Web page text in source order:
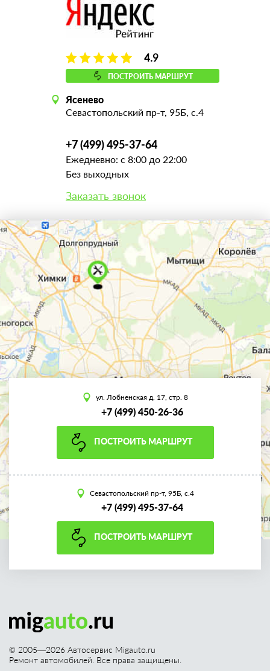
4.9
ПОСТРОИТЬ МАРШРУТ
Ясенево
Севастопольский пр-т, 95Б, с.4
+7 (499) 495-37-64
Ежедневно: с 8:00 до 22:00
Без выходных
Заказать звонок
ул. Лобненская д. 17, стр. 8
+7 (499) 450-26-36
ПОСТРОИТЬ МАРШРУТ
Севастопольский пр-т, 95Б, с.4
+7 (499) 495-37-64
ПОСТРОИТЬ МАРШРУТ
© 2005—2026 Автосервис Migauto.ru
Ремонт автомобилей. Все права защищены.